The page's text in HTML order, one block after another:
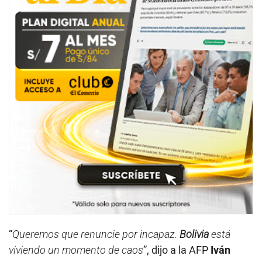
“Queremos que renuncie por incapaz. Boliviaestá
viviendo un momento de caos”, dijo a la AFP Iván